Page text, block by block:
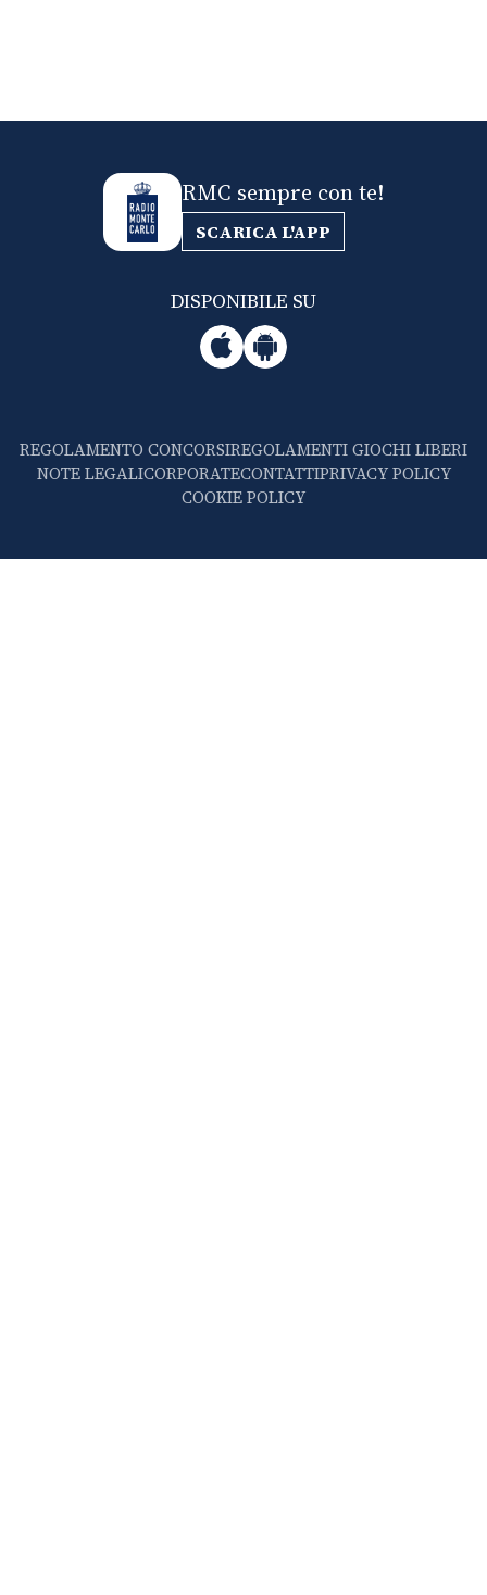
RMC sempre con te!
SCARICA L'APP
DISPONIBILE SU
REGOLAMENTO CONCORSIREGOLAMENTI GIOCHI LIBERI
NOTE LEGALICORPORATECONTATTIPRIVACY POLICY
COOKIE POLICY